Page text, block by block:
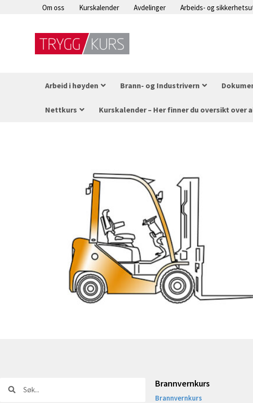
Om oss Kurskalender Avdelinger Arbeids- og
Arbeid i høyden Brann- og Industrivern
Nettkurs Kurskalender – Her finner du oversikt over
Søk Brannvernkurs
Brannvernkurs